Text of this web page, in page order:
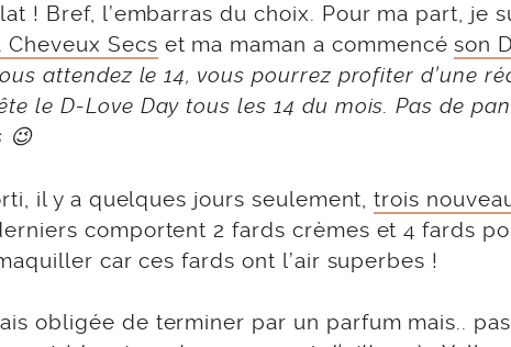
! Bref, l’embarras du choix. Pour ma part, je
Secs et ma maman a commencéson
attendez le 14, vous pourrez profiter d’une
le D-Love Day tous les 14 du mois. Pas de
😉
il y a quelques jours seulement,trois
comportent 2 fards crèmes et 4 fards
car ces fards ont l’air superbes !
obligée de terminer par un parfum mais..